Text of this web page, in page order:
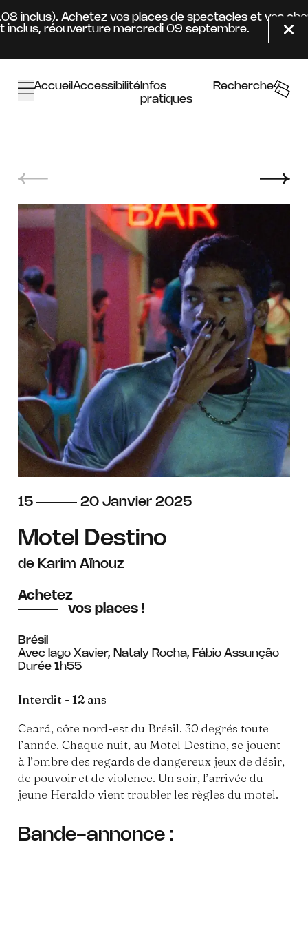
inclus). Achetez vos places de spectacles et vos
réouverture mercredi 09 septembre.
AccueilAccessibilitéInfos
pratiques
Recherche
du
15 au
20 janvier
Janvier 2025
Motel Destino
de Karim Aïnouz
Achetez
vos places !
Brésil
Avec Iago Xavier, Nataly Rocha, Fábio Assunção
Durée 1h55
Interdit - 12 ans
Ceará, côte nord-est du Brésil. 30 degrés toute
l’année. Chaque nuit, au Motel Destino, se jouent
à l’ombre des regards de dangereux jeux de désir,
de pouvoir et de violence. Un soir, l’arrivée du
jeune Heraldo vient troubler les règles du motel.
Bande-annonce :